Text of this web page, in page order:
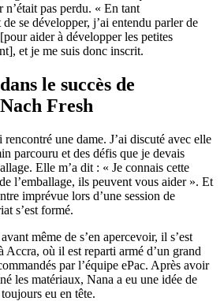
pas perdu. « En tant
de se développer, j’ai entendu parler de
aider à développer les petites
et je me suis donc inscrit.
le succès de
Fresh
une dame. J’ai discuté avec elle
parcouru et des défis que je devais
Elle m’a dit : « Je connais cette
l’emballage, ils peuvent vous aider ». Et
imprévue lors d’une session de
s’est formé.
même de s’en apercevoir, il s’est
Accra, où il est reparti armé d’un grand
par l’équipe ePac. Après avoir
les matériaux, Nana a eu une idée de
eu en tête.